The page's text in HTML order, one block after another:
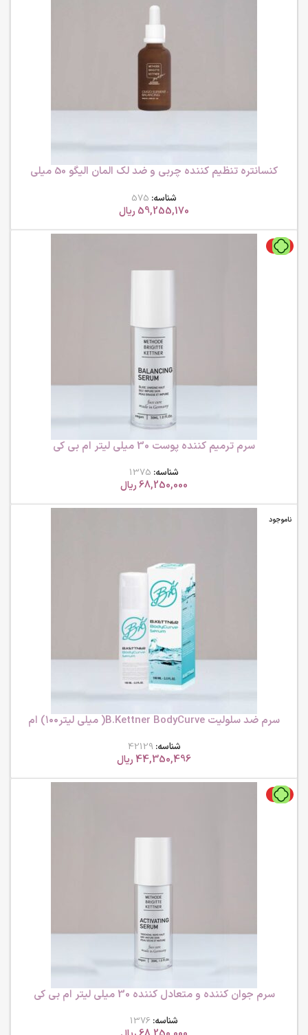
کنسانتره تنظیم کننده چربی و ضد لک المان الیگو 50 میلی
شناسه: 575
59,255,170 ریال
ویژه
سرم ترمیم کننده پوست 30 میلی لیتر ام بی کی
شناسه: 1375
68,250,000ریال
ناموجود
سرم ضد سلولیت B.Kettner BodyCurve( میلی لیتر۱۰۰) ام
شناسه:42129
44,350,496 ریال
ویژه
سرم جوان کننده و متعادل کننده 30 میلی لیتر ام بی کی
شناسه: 1376